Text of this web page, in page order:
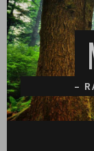
Spring
naar
inhoud
–